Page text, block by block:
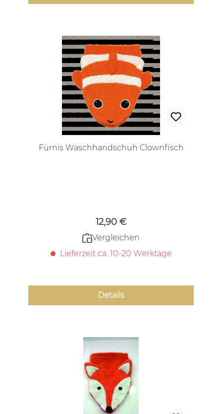
Fürnis Waschhandschuh Clownfisch
12,90 €
Vergleichen
Lieferzeit ca. 10-20 Werktage
Details